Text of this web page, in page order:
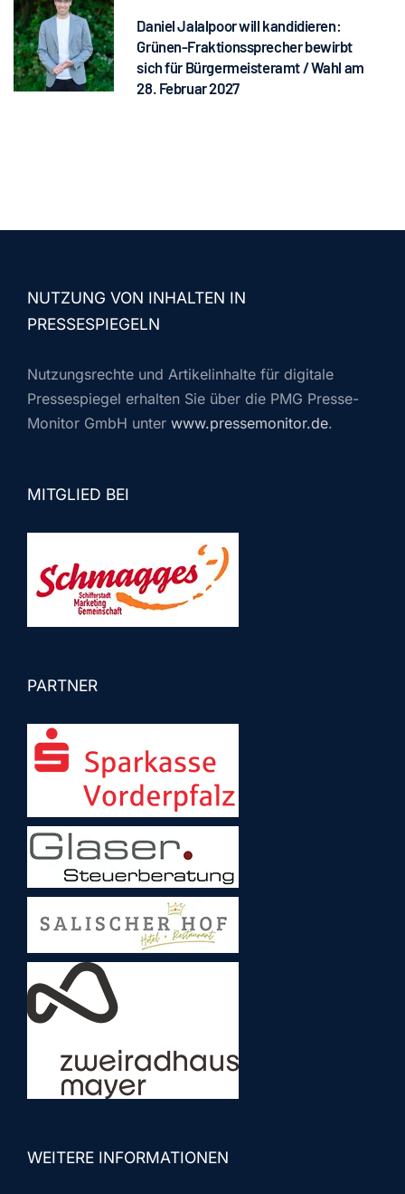
Daniel Jalalpoor will kandidieren:
Grünen-Fraktionssprecher bewirbt
sich für Bürgermeisteramt / Wahl am
28. Februar 2027
NUTZUNG VON INHALTEN IN
PRESSESPIEGELN
Nutzungsrechte und Artikelinhalte für digitale
Pressespiegel erhalten Sie über die PMG Presse-
Monitor GmbH unter www.pressemonitor.de.
MITGLIED BEI
PARTNER
WEITERE INFORMATIONEN